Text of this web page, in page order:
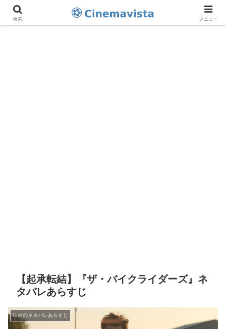
【起承転結】『ザ・バイクライダーズ』ネ
タバレあらすじ
映画のネタバレあらすじ
検索 メニュー